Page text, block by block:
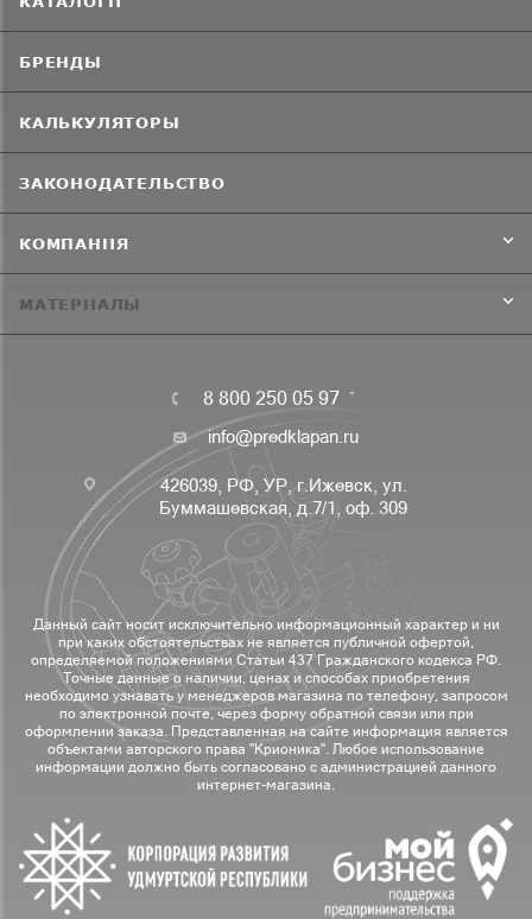
БРЕНДЫ
КАЛЬКУЛЯТОРЫ
ЗАКОНОДАТЕЛЬСТВО
КОМПАНИЯ
МАТЕРИАЛЫ
8 800 250 05 97
info@predklapan.ru
426039, РФ, УР, г.Ижевск, ул.
Буммашевская, д.7/1, оф. 309
Данный сайт носит исключительно информационный характер и ни
при каких обстоятельствах не является публичной офертой,
определяемой положениями Статьи 437 Гражданского кодекса РФ.
Точные данные о наличии, ценах и способах приобретения
необходимо узнавать у менеджеров магазина по телефону, запросом
по электронной почте, через форму обратной связи или при
оформлении заказа. Представленная на сайте информация является
объектами авторского права "Крионика". Любое использование
информации должно быть согласовано с администрацией данного
интернет-магазина.